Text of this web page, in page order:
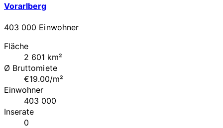
Vorarlberg
403 000 Einwohner
Fläche
2 601 km²
Ø Bruttomiete
€19.00/m²
Einwohner
403 000
Inserate
0